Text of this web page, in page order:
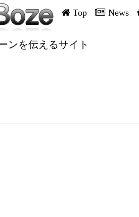
Top News
ンを伝えるサイト